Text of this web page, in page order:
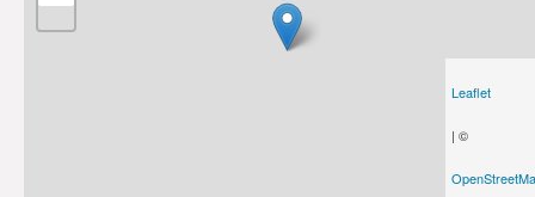
Leaflet
| ©